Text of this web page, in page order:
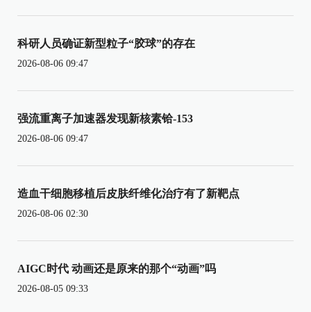
科研人员确证新型粒子“胶球”的存在
2026-08-06 09:47
强流重离子加速器发现新核素铪-153
2026-08-06 09:47
造血干细胞移植后皮肤纤维化治疗有了新靶点
2026-08-06 02:30
AIGC时代 动画还是原来的那个“动画”吗
2026-08-05 09:33